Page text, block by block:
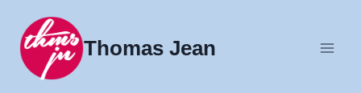
indhold
Thomas Jean